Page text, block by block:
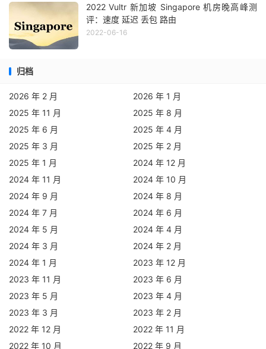
2022 Vultr 新加坡 Singapore 机房晚高峰测
评：速度 延迟 丢包 路由
2022-06-16
归档
2026 年 2 月
2026 年 1 月
2025 年 11 月
2025 年 8 月
2025 年 6 月
2025 年 4 月
2025 年 3 月
2025 年 2 月
2025 年 1 月
2024 年 12 月
2024 年 11 月
2024 年 10 月
2024 年 9 月
2024 年 8 月
2024 年 7 月
2024 年 6 月
2024 年 5 月
2024 年 4 月
2024 年 3 月
2024 年 2 月
2024 年 1 月
2023 年 12 月
2023 年 11 月
2023 年 6 月
2023 年 5 月
2023 年 4 月
2023 年 3 月
2023 年 2 月
2022 年 12 月
2022 年 11 月
2022 年 10 月
2022 年 9 月